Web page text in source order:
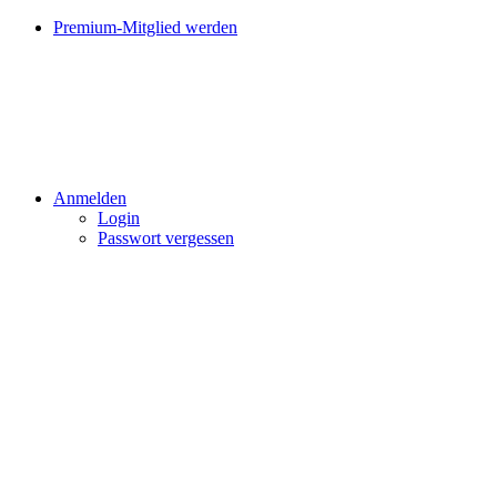
Premium-Mitglied werden
Anmelden
Login
Passwort vergessen